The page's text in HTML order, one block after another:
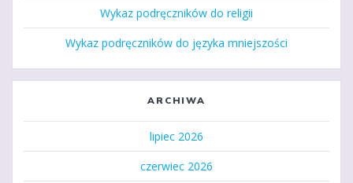
Wykaz podręczników do religii
Wykaz podręczników do języka mniejszości
ARCHIWA
lipiec 2026
czerwiec 2026